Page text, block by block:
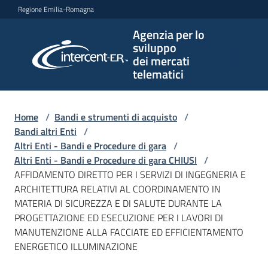
Vai al contenuto
Vai alla navigazione
Vai al footer
Regione Emilia-Romagna
Agenzia per lo
sviluppo
dei mercati
telematici
per lo
sviluppo
telematici
L'Agenzia
Bandi
e
strumenti
Home / Bandi e strumenti di acquisto /
Bandi altri Enti /
Altri Enti - Bandi e Procedure di gara /
Altri Enti - Bandi e Procedure di gara CHIUSI /
AFFIDAMENTO DIRETTO PER I SERVIZI DI INGEGNERIA E
ARCHITETTURA RELATIVI AL COORDINAMENTO IN
MATERIA DI SICUREZZA E DI SALUTE DURANTE LA
PROGETTAZIONE ED ESECUZIONE PER I LAVORI DI
MANUTENZIONE ALLA FACCIATE ED EFFICIENTAMENTO
ENERGETICO ILLUMINAZIONE